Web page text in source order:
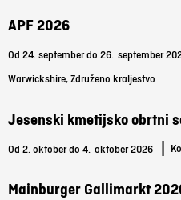
APF 2026
Od 24. september do 26. september
Warwickshire, Združeno kraljestvo
Jesenski kmetijsko obrtni
Od 2. oktober do 4. oktober 2026
Mainburger Gallimarkt